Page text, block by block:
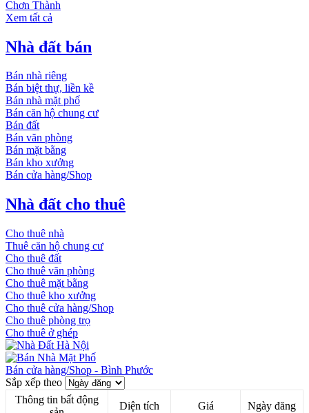
Chơn Thành
Xem tất cả
Nhà đất bán
Bán nhà riêng
Bán biệt thự, liền kề
Bán nhà mặt phố
Bán căn hộ chung cư
Bán đất
Bán văn phòng
Bán mặt bằng
Bán kho xưởng
Bán cửa hàng/Shop
Nhà đất cho thuê
Cho thuê nhà
Thuê căn hộ chung cư
Cho thuê đất
Cho thuê văn phòng
Cho thuê mặt bằng
Cho thuê kho xưởng
Cho thuê cửa hàng/Shop
Cho thuê phòng trọ
Cho thuê ở ghép
Bán cửa hàng/Shop - Bình Phước
Sắp xếp theo
Thông tin bất động
Diện tích Giá Ngày đăng